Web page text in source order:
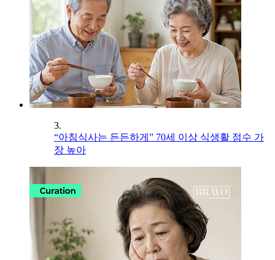
3.
“아침식사는 든든하게” 70세 이상 식생활 점수 가
장 높아